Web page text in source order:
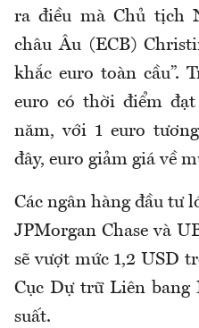
ra điều mà Chủ tịch
châu Âu (ECB)
khắc euro toàn cầu”.
euro có thời điểm
năm, với 1 euro
đây, euro giảm giá về
Các ngân hàng đầu tư
JPMorgan Chase và
sẽ vượt mức 1,2 USD
Cục Dự trữ Liên bang
suất.